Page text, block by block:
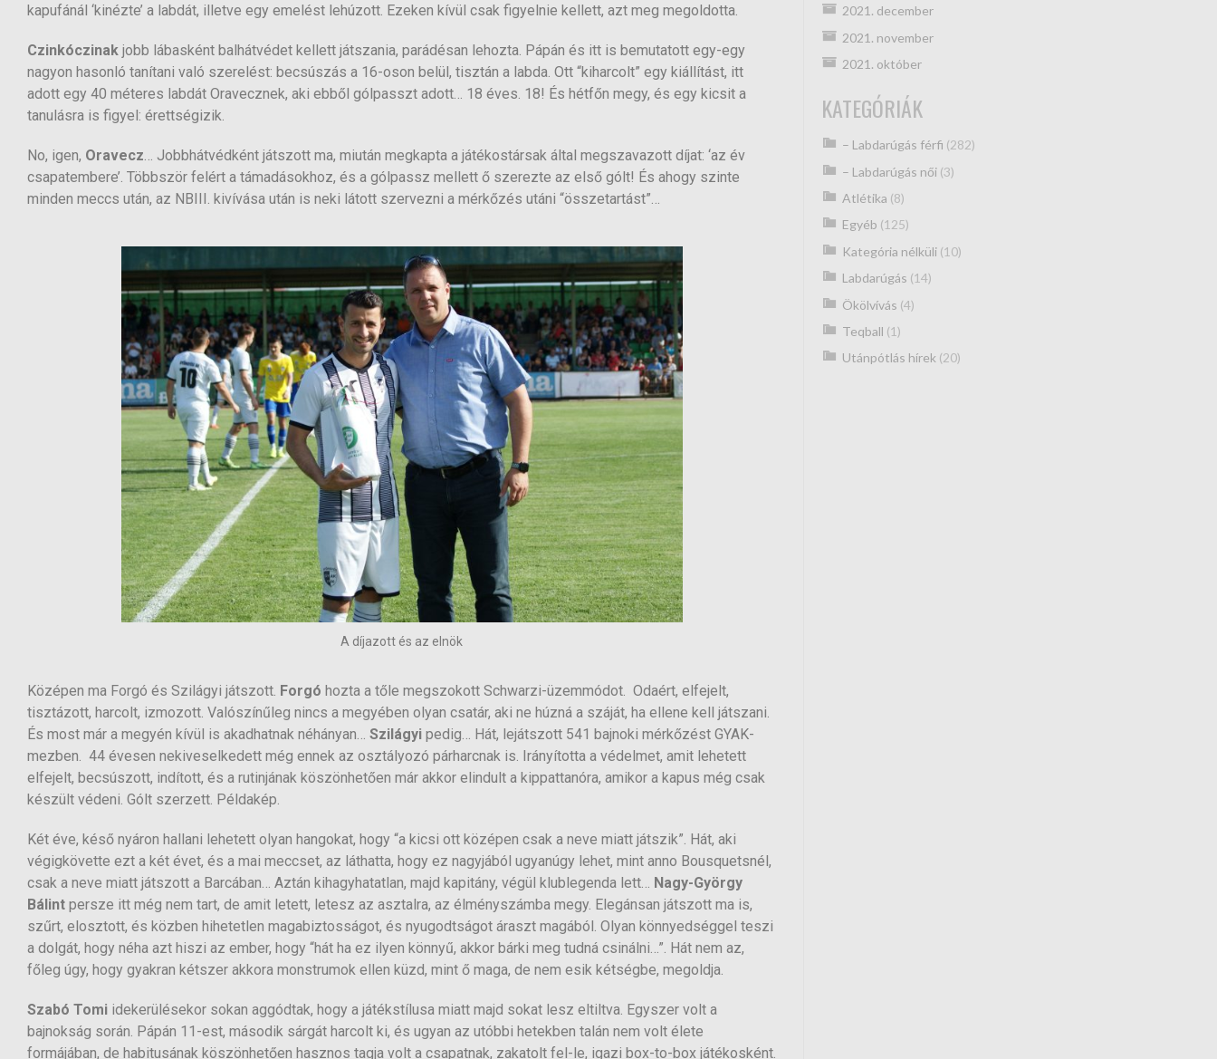
kapufánál ‘kinézte’ a labdát, illetve egy emelést lehúzott. Ezeken kívül csak figyelnie kellett, azt meg megoldotta.
Czinkóczinak jobb lábasként balhátvédet kellett játszania, parádésan lehozta. Pápán és itt is bemutatott egy-egy
nagyon hasonló tanítani való szerelést: becsúszás a 16-oson belül, tisztán a labda. Ott “kiharcolt” egy kiállítást, itt
adott egy 40 méteres labdát Oravecznek, aki ebből gólpasszt adott… 18 éves. 18! És hétfőn megy, és egy kicsit a
tanulásra is figyel: érettségizik.
No, igen, Oravecz… Jobbhátvédként játszott ma, miután megkapta a játékostársak által megszavazott díjat: ‘az év
csapatembere’. Többször felért a támadásokhoz, és a gólpassz mellett ő szerezte az első gólt! És ahogy szinte
minden meccs után, az NBIII. kivívása után is neki látott szervezni a mérkőzés utáni “összetartást”…
A díjazott és az elnök
Középen ma Forgó és Szilágyi játszott. Forgó hozta a tőle megszokott Schwarzi-üzemmódot. Odaért, elfejelt,
tisztázott, harcolt, izmozott. Valószínűleg nincs a megyében olyan csatár, aki ne húzná a száját, ha ellene kell játszani.
És most már a megyén kívül is akadhatnak néhányan… Szilágyi pedig… Hát, lejátszott 541 bajnoki mérkőzést GYAK-
mezben. 44 évesen nekiveselkedett még ennek az osztályozó párharcnak is. Irányította a védelmet, amit lehetett
elfejelt, becsúszott, indított, és a rutinjának köszönhetően már akkor elindult a kippattanóra, amikor a kapus még csak
készült védeni. Gólt szerzett. Példakép.
Két éve, késő nyáron hallani lehetett olyan hangokat, hogy “a kicsi ott középen csak a neve miatt játszik”. Hát, aki
végigkövette ezt a két évet, és a mai meccset, az láthatta, hogy ez nagyjából ugyanúgy lehet, mint anno Bousquetsnél,
csak a neve miatt játszott a Barcában… Aztán kihagyhatatlan, majd kapitány, végül klublegenda lett… Nagy-György
Bálint persze itt még nem tart, de amit letett, letesz az asztalra, az élményszámba megy. Elegánsan játszott ma is,
szűrt, elosztott, és közben hihetetlen magabiztosságot, és nyugodtságot áraszt magából. Olyan könnyedséggel teszi
a dolgát, hogy néha azt hiszi az ember, hogy “hát ha ez ilyen könnyű, akkor bárki meg tudná csinálni…”. Hát nem az,
főleg úgy, hogy gyakran kétszer akkora monstrumok ellen küzd, mint ő maga, de nem esik kétségbe, megoldja.
Szabó Tomi idekerülésekor sokan aggódtak, hogy a játékstílusa miatt majd sokat lesz eltiltva. Egyszer volt a
bajnokság során. Pápán 11-est, második sárgát harcolt ki, és ugyan az utóbbi hetekben talán nem volt élete
formájában, de habitusának köszönhetően hasznos tagja volt a csapatnak, zakatolt fel-le, igazi box-to-box játékosként.
2021. december
2021. november
2021. október
KATEGÓRIÁK
– Labdarúgás férfi (282)
– Labdarúgás női(3)
Atlétika (8)
Egyéb (125)
Kategória nélküli(10)
Labdarúgás (14)
Ökölvívás (4)
Teqball (1)
Utánpótlás hírek (20)